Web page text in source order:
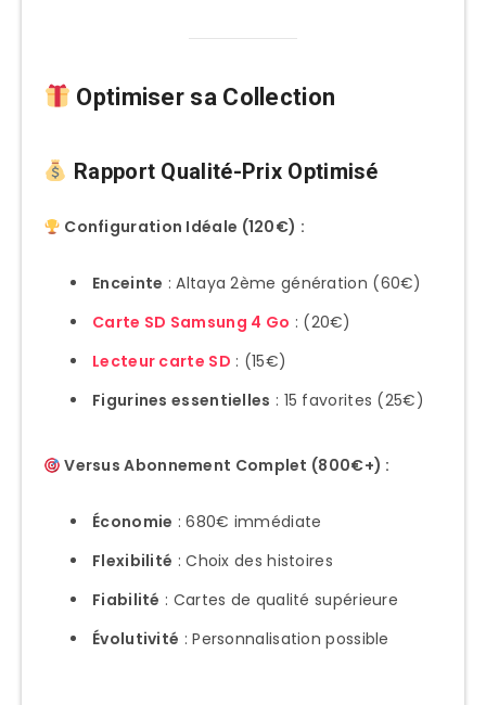
Optimiser sa Collection
Rapport Qualité-Prix Optimisé
Configuration Idéale (120€) :
Enceinte : Altaya 2ème génération (60€)
Carte SD Samsung 4 Go : (20€)
Lecteur carte SD : (15€)
Figurines essentielles : 15 favorites (25€)
Versus Abonnement Complet (800€+) :
Économie : 680€ immédiate
Flexibilité : Choix des histoires
Fiabilité : Cartes de qualité supérieure
Évolutivité : Personnalisation possible